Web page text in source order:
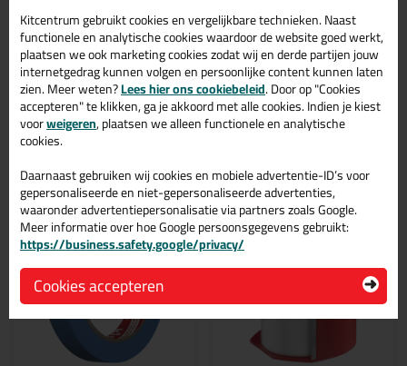
Wil je meer weten over de toepassing en kenmerken van dit
product?Lees alles over dit product >
Gerelateerde producten
Kitcentrum gebruikt cookies en vergelijkbare technieken. Naast
functionele en analytische cookies waardoor de website goed werkt,
plaatsen we ook marketing cookies zodat wij en derde partijen jouw
internetgedrag kunnen volgen en persoonlijke content kunnen laten
zien. Meer weten?Lees hier ons cookiebeleid. Door op "Cookies
accepteren" te klikken, ga je akkoord met alle cookies. Indien je kiest
voorweigeren, plaatsen we alleen functionele en analytische
cookies.
Daarnaast gebruiken wij cookies en mobiele advertentie-ID’s voor
gepersonaliseerde en niet-gepersonaliseerde advertenties,
waaronder advertentiepersonalisatie via partners zoals Google.
Meer informatie over hoe Google persoonsgegevens gebruikt:
https://business.safety.google/privacy/
Cookies accepteren